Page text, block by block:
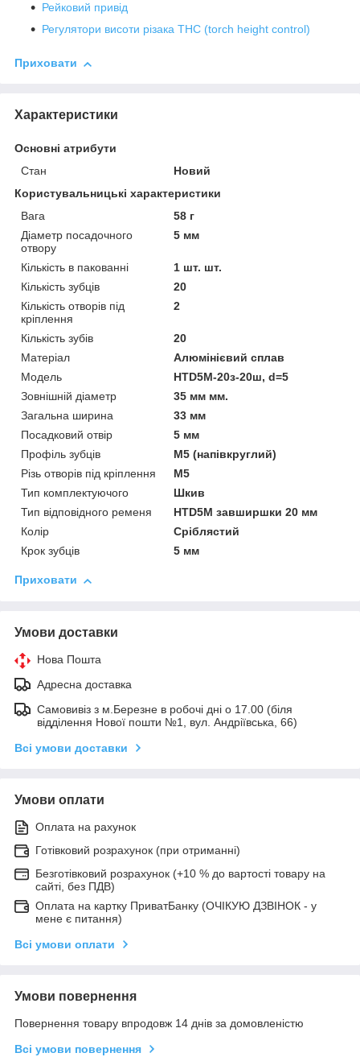
Рейковий привід
Регулятори висоти різака THC (torch height control)
Приховати
Характеристики
Основні атрибути
Стан
Новий
Користувальницькі характеристики
Вага
58 г
Діаметр посадочного
отвору
5 мм
Кількість в пакованні
1 шт. шт.
Кількість зубців
20
Кількість отворів під
кріплення
2
Кількість зубів
20
Матеріал
Алюмінієвий сплав
Мoдель
HTD5M-20з-20ш, d=5
Зовнішній діаметр
35 мм мм.
Загальна ширина
33 мм
Посадковий отвір
5 мм
Профіль зубців
М5 (напівкруглий)
Різь отворів під кріплення
М5
Тип комплектуючого
Шкив
Тип відповідного ременя
HTD5M завширшки 20 мм
Колір
Сріблястий
Крок зубців
5 мм
Приховати
Умови доставки
Нова Пошта
Адресна доставка
Самовивіз з м.Березне в робочі дні о 17.00 (біля
відділення Нової пошти №1, вул. Андріївська, 66)
Всі умови доставки
Умови оплати
Оплата на рахунок
Готівковий розрахунок (при отриманні)
Безготівковий розрахунок (+10 % до вартості товару на
сайті, без ПДВ)
Оплата на картку ПриватБанку (ОЧІКУЮ ДЗВІНОК - у
мене є питання)
Всі умови оплати
Умови повернення
Повернення товару впродовж 14 днів за домовленістю
Всі умови повернення